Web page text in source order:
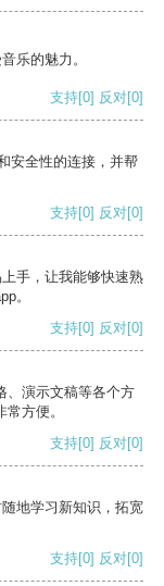
乐的魅力。
支持[0] 反对[0]
安全性的连接，并帮
支持[0] 反对[0]
手，让我能够快速熟
。
支持[0] 反对[0]
、演示文稿等各个方
方便。
支持[0] 反对[0]
地学习新知识，拓宽
支持[0] 反对[0]